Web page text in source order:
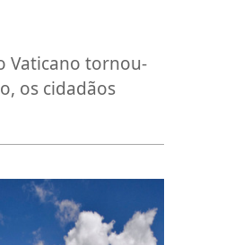
Vaticano tornou-
os cidadãos